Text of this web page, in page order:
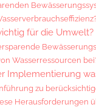
für die Umwelt?
Wasserressourcen
Implementierung
zu
Herausforderungen